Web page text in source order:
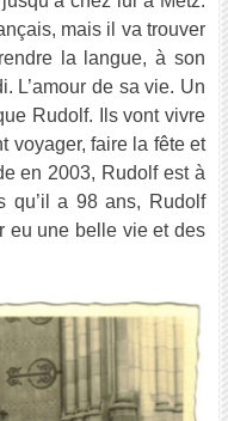
mais il va trouver
la langue, à son
L’amour de sa vie. Un
Rudolf. Ils vont vivre
voyager, faire la fête et
en 2003, Rudolf est à
qu’il a 98 ans, Rudolf
eu une belle vie et des